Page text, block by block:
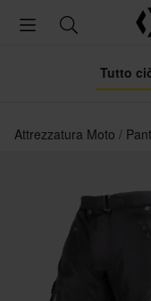
Tutto
Attrezzatura Moto